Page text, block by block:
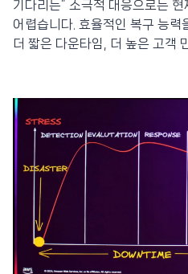
기다리는” 소극적 대응으로는 현
어렵습니다. 효율적인 복구 능력
더 짧은 다운타임, 더 높은 고객